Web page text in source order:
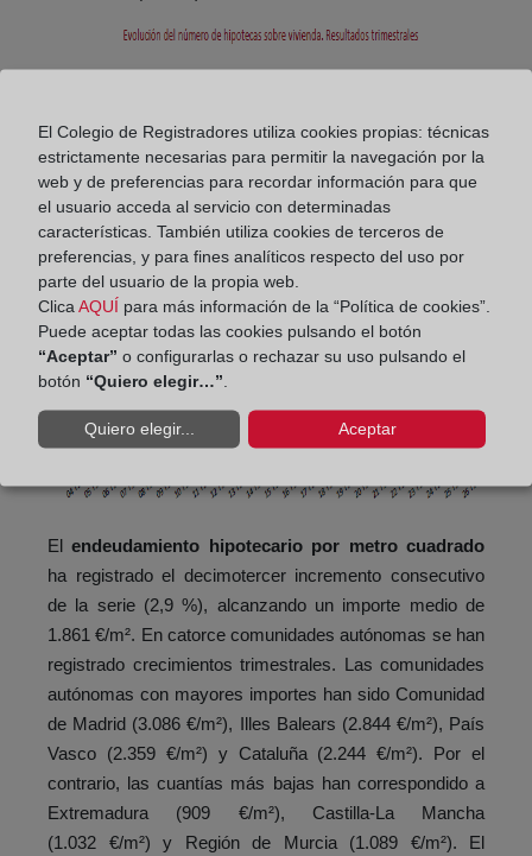
Elendeudamiento hipotecario por metro cuadrado
ha registrado el decimotercer incremento consecutivo
de la serie (2,9 %), alcanzando un importe medio de
1.861 €/m². En catorce comunidades autónomas se han
registrado crecimientos trimestrales. Las comunidades
autónomas con mayores importes han sido Comunidad
de Madrid (3.086 €/m²), Illes Balears (2.844 €/m²), País
Vasco (2.359 €/m²) y Cataluña (2.244 €/m²). Por el
contrario, las cuantías más bajas han correspondido a
Extremadura (909 €/m²), Castilla-La Mancha
(1.032 €/m²) y Región de Murcia (1.089 €/m²). El
El Colegio de Registradores utiliza cookies propias: técnicas
estrictamente necesarias para permitir la navegación por la
web y de preferencias para recordar información para que
el usuario acceda al servicio con determinadas
características. También utiliza cookies de terceros de
preferencias, y para fines analíticos respecto del uso por
parte del usuario de la propia web.
Clica AQUÍ para más información de la “Política de cookies”.
Puede aceptar todas las cookies pulsando el botón
“Aceptar” o configurarlas o rechazar su uso pulsando el
botón “Quiero elegir…”
Quiero elegir... Aceptar